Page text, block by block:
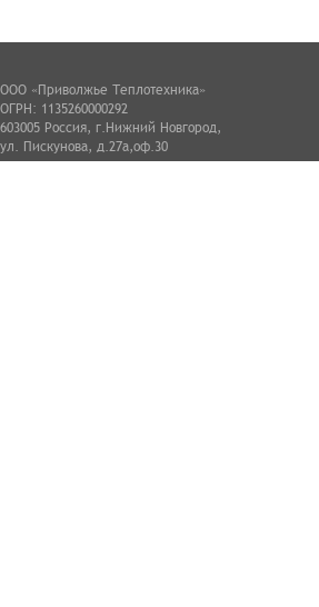
ООО «Приволжье Теплотехника»
ОГРН: 1135260000292
603005 Россия, г.Нижний Новгород,
ул. Пискунова, д.27а,оф.30